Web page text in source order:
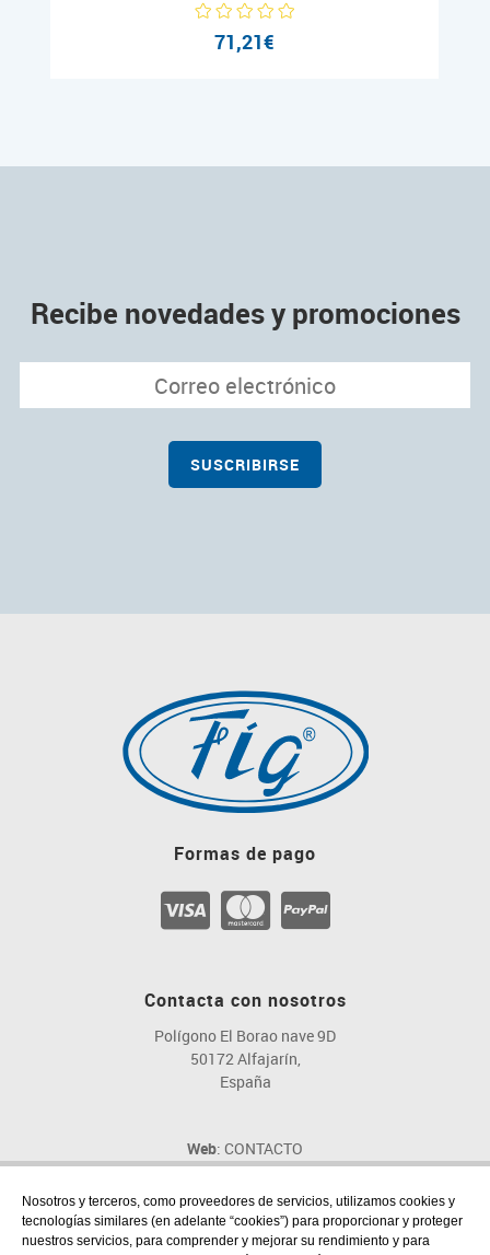
71,21€
Recibe novedades y promociones
Formas de pago
Contacta con nosotros
Polígono El Borao nave 9D
50172 Alfajarín,
España
Web: CONTACTO
Email: fig@fig.es
Teléfono: 976 107 046
Nosotros y terceros, como proveedores de servicios, utilizamos cookies y
tecnologías similares (en adelante “cookies”) para proporcionar y proteger
nuestros servicios, para comprender y mejorar su rendimiento y para